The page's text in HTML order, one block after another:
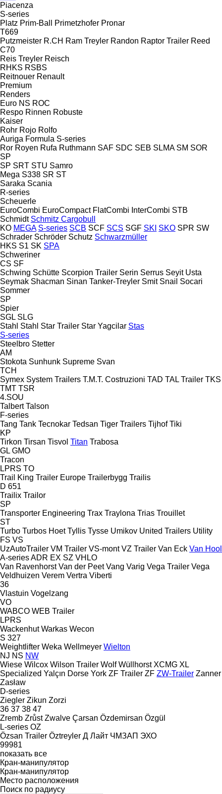
Piacenza
S-series
Platz Prim-Ball Primetzhofer Pronar
T669
Putzmeister R.CH Ram Treyler Randon Raptor Trailer Reed
C70
Reis Treyler Reisch
RHKS RSBS
Reitnouer Renault
Premium
Renders
Euro NS ROC
Respo Rinnen Robuste
Kaiser
Rohr Rojo Rolfo
Auriga Formula S-series
Ror Royen Rufa Ruthmann SAF SDC SEB SLMA SM SOR
SP
SP SRT STU Samro
Mega S338 SR ST
Saraka Scania
R-series
Scheuerle
EuroCombi EuroCompact FlatCombi InterCombi STB
Schmidt Schmitz Cargobull
KO MEGA S-series SCB SCF SCS SGF SKI SKO SPR SW
Schrader Schröder Schutz Schwarzmüller
HKS S1 SK SPA
Schweriner
CS SF
Schwing Schütte Scorpion Trailer Serin Serrus Seyit Usta
Seymak Shacman Sinan Tanker-Treyler Smit Snail Socari
Sommer
SP
Spier
SGL SLG
Stahl Stahl Star Trailer Star Yagcilar Stas
S-series
Steelbro Stetter
AM
Stokota Sunhunk Supreme Svan
TCH
Symex System Trailers T.M.T. Costruzioni TAD TAL Trailer TKS
TMT TSR
4.SOU
Talbert Talson
F-series
Tang Tank Tecnokar Tedsan Tiger Trailers Tijhof Tiki
KP
Tirkon Tirsan Tisvol Titan Trabosa
GL GMO
Tracon
LPRS TO
Trail King Trailer Europe Trailerbygg Trailis
D 651
Trailix Trailor
SP
Transporter Engineering Trax Traylona Trias Trouillet
ST
Turbo Turbos Hoet Tyllis Tysse Umikov United Trailers Utility
FS VS
UzAutoTrailer VM Trailer VS-mont VZ Trailer Van Eck Van Hool
A-seriesADR EX SZ VHLO
Van Ravenhorst Van der Peet Vang Varig Vega Trailer Vega
Veldhuizen Verem Vertra Viberti
36
Vlastuin Vogelzang
VO
WABCO WEB Trailer
LPRS
Wackenhut Warkas Wecon
S 327
Weightlifter Weka Wellmeyer Wielton
NJ NS NW
Wiese Wilcox Wilson Trailer Wolf Wüllhorst XCMG XL
Specialized Yalçın Dorse York ZF Trailer ZF ZW-Trailer Zanner
Zasław
D-series
Ziegler Zikun Zorzi
36 37 38 47
Zremb Zrůst Zwalve Çarsan Özdemirsan Özgül
L-series OZ
Özsan Trailer Öztreyler Д Лайт ЧМЗАП ЭХО
99981
показать все
Кран-манипулятор
Кран-манипулятор
Место расположения
Поиск по радиусу